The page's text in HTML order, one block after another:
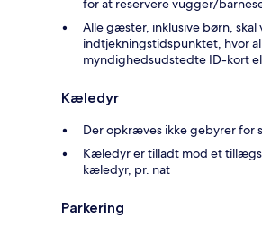
for at reservere vugger/
Alle gæster, inklusive børn,
indtjekningstidspunktet, hvor
myndighedsudstedte ID-kort
Kæledyr
Der opkræves ikke gebyrer for
Kæledyr er tilladt mod et
kæledyr, pr. nat
Parkering